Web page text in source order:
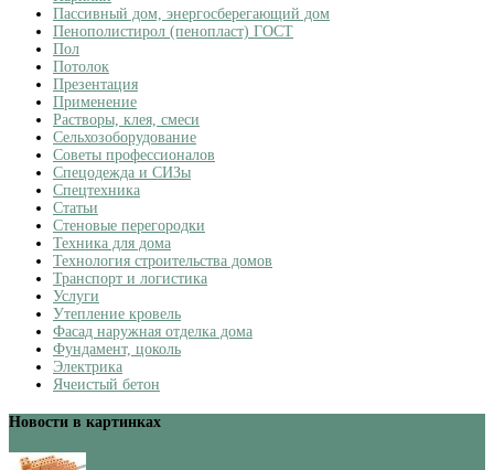
Пассивный дом, энергосберегающий дом
Пенополистирол (пенопласт) ГОСТ
Пол
Потолок
Презентация
Применение
Растворы, клея, смеси
Сельхозоборудование
Советы профессионалов
Спецодежда и СИЗы
Спецтехника
Статьи
Стеновые перегородки
Техника для дома
Технология строительства домов
Транспорт и логистика
Услуги
Утепление кровель
Фасад наружная отделка дома
Фундамент, цоколь
Электрика
Ячеистый бетон
Новости в картинках